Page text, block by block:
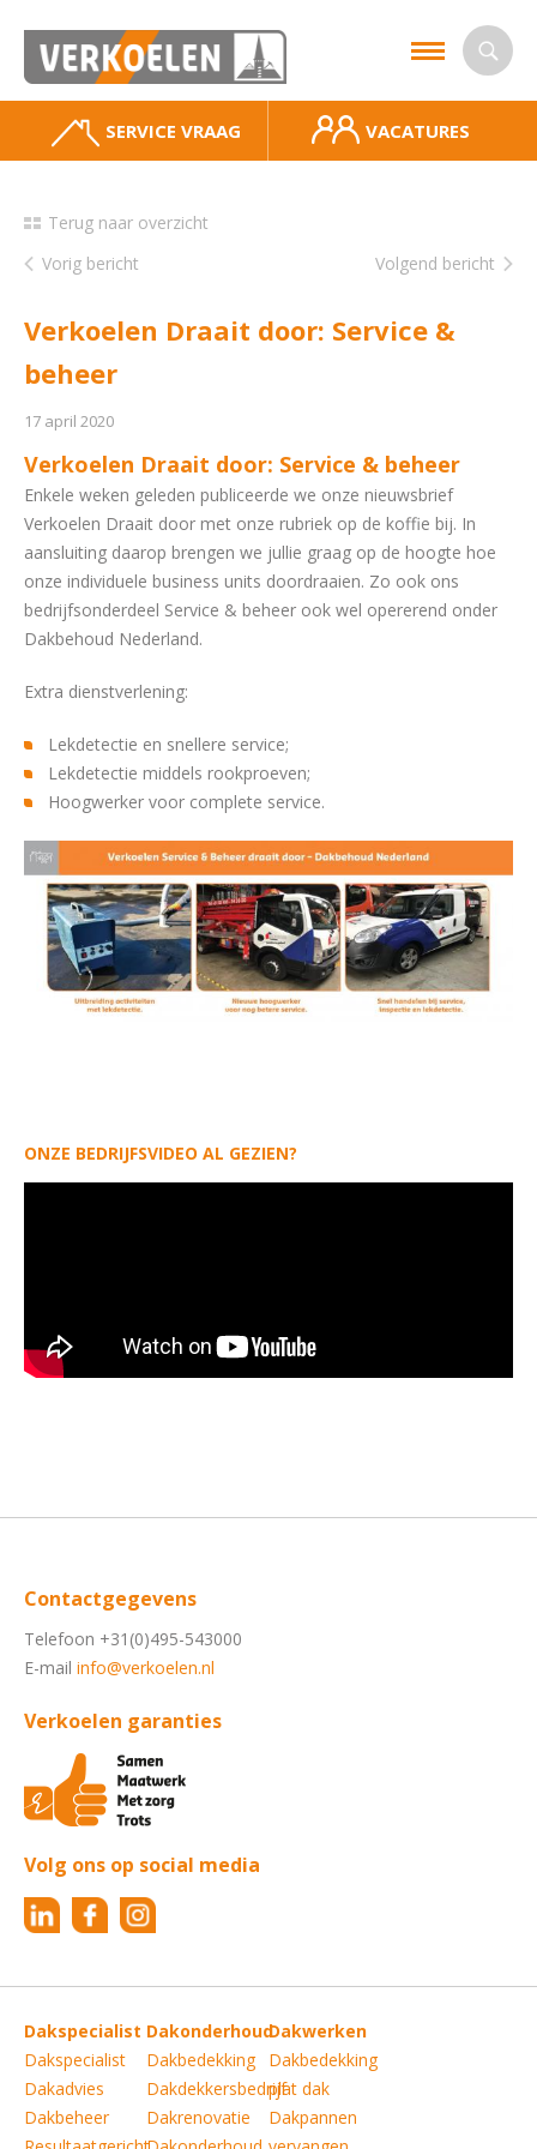
SERVICE VRAAG VACATURES
Terug naar overzicht
Vorig bericht
Volgend bericht
Verkoelen Draait door: Service &
beheer
17 april 2020
Verkoelen Draait door: Service & beheer
Enkele weken geleden publiceerde we onze nieuwsbrief
Verkoelen Draait door met onze rubriek op de koffie bij. In
aansluiting daarop brengen we jullie graag op de hoogte hoe
onze individuele business units doordraaien. Zo ook ons
bedrijfsonderdeel Service & beheer ook wel opererend onder
Dakbehoud Nederland.
Extra dienstverlening:
Lekdetectie en snellere service;
Lekdetectie middels rookproeven;
Hoogwerker voor complete service.
ONZE BEDRIJFSVIDEO AL GEZIEN?
Contactgegevens
Telefoon +31(0)495-543000
E-mail info@verkoelen.nl
Verkoelen garanties
Volg ons op social media
Dakspecialist
Dakspecialist
Dakadvies
Dakbeheer
Dakonderhoud
Dakbedekking
Dakdekkersbedrijf
Dakrenovatie
Dakwerken
Dakbedekking
plat dak
Dakpannen